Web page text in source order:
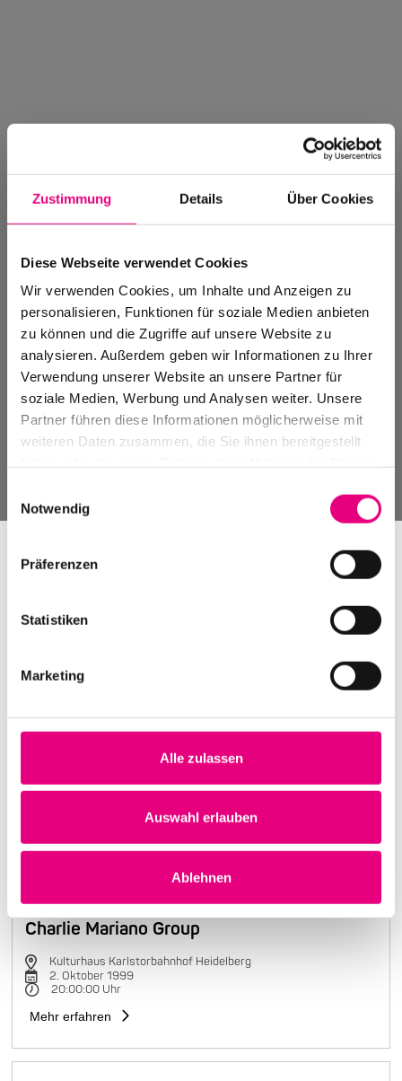
Zustimmung Details Über Cookies
Diese Webseite verwendet Cookies
Wir verwenden Cookies, um Inhalte und Anzeigen zu
personalisieren, Funktionen für soziale Medien anbieten
zu können und die Zugriffe auf unsere Website zu
analysieren. Außerdem geben wir Informationen zu Ihrer
Verwendung unserer Website an unsere Partner für
soziale Medien, Werbung und Analysen weiter. Unsere
Partner führen diese Informationen möglicherweise mit
weiteren Daten zusammen, die Sie ihnen bereitgestellt
Notwendig
Präferenzen
Statistiken
Marketing
Alle zulassen
Auswahl erlauben
Ablehnen
Events Archiv
Vergangene Veranstaltungen, Festivals
und Spielstätten
Nightmares on Wax
Mehr erfahren
Charlie Mariano Group
Kulturhaus Karlstorbahnhof Heidelberg
2. Oktober 1999
20:00:00 Uhr
Mehr erfahren